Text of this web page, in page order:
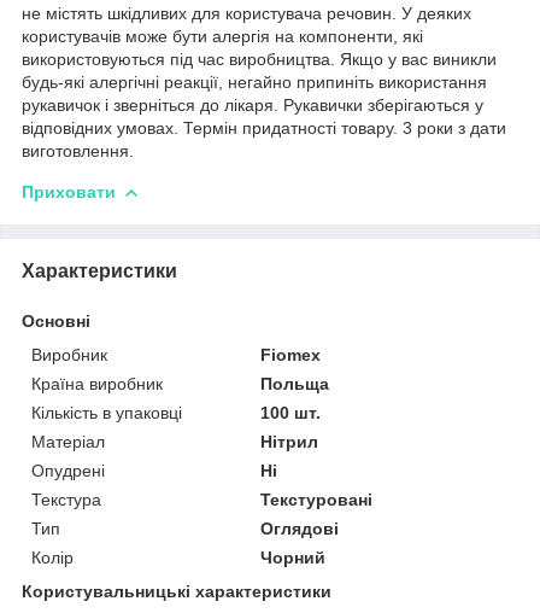
не містять шкідливих для користувача речовин. У деяких
користувачів може бути алергія на компоненти, які
використовуються під час виробництва. Якщо у вас виникли
будь-які алергічні реакції, негайно припиніть використання
рукавичок і зверніться до лікаря. Рукавички зберігаються у
відповідних умовах. Термін придатності товару. 3 роки з дати
виготовлення.
Приховати
Характеристики
Основні
Виробник
Fiomex
Країна виробник
Польща
Кількість в упаковці
100 шт.
Матеріал
Нітрил
Опудрені
Ні
Текстура
Текстуровані
Тип
Оглядові
Колір
Чорний
Користувальницькі характеристики